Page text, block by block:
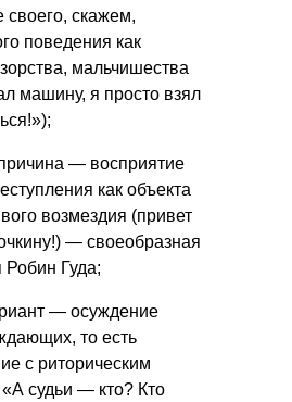
своего, скажем,
поведения как
мальчишества
машину, я просто взял
— восприятие
как объекта
возмездия (привет
— своеобразная
Робин Гуда;
— осуждение
то есть
с риторическим
судьи — кто? Кто